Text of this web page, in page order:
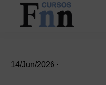
Saltar
contenido
Saltar
principal
cursos
14/Jun/2026 ·